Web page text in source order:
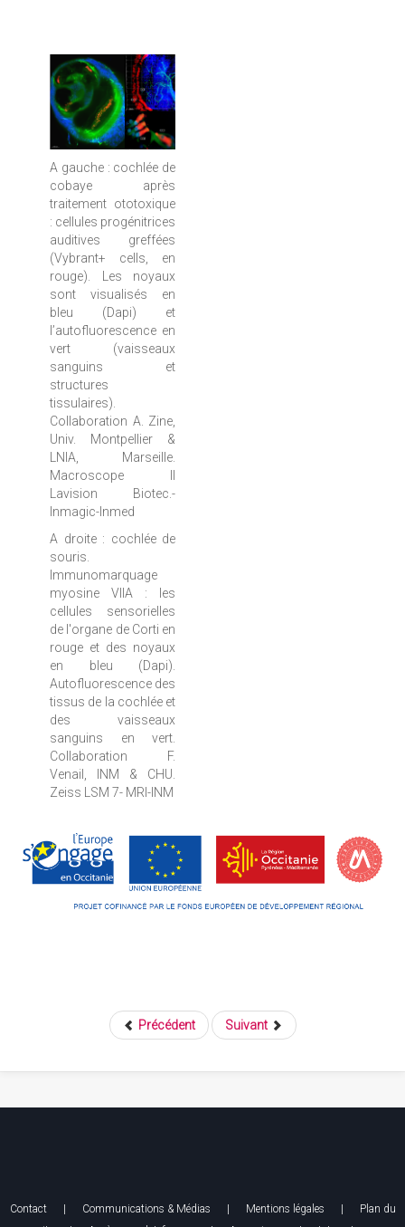
A gauche : cochlée de
cobaye après
traitement ototoxique
: cellules progénitrices
auditives greffées
(Vybrant+ cells, en
rouge). Les noyaux
sont visualisés en
bleu (Dapi) et
l’autofluorescence en
vert (vaisseaux
sanguins et
structures
tissulaires).
Collaboration A. Zine,
Univ. Montpellier &
LNIA, Marseille.
Macroscope II
Lavision Biotec.-
Inmagic-Inmed
A droite : cochlée de
souris.
Immunomarquage
myosine VIIA : les
cellules sensorielles
de l'organe de Corti en
rouge et des noyaux
en bleu (Dapi).
Autofluorescence des
tissus de la cochlée et
des vaisseaux
sanguins en vert.
Collaboration F.
Venail, INM & CHU.
Zeiss LSM 7- MRI-INM
Précédent Suivant
Contact| Communications & Médias | Mentions légales | Plan du